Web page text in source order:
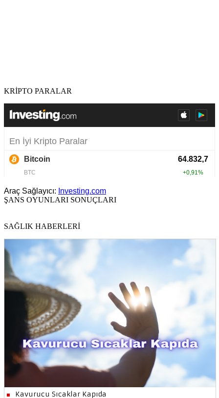
KRİPTO PARALAR
Araç Sağlayıcı: Investing.com
ŞANS OYUNLARI SONUÇLARI
SAĞLIK HABERLERİ